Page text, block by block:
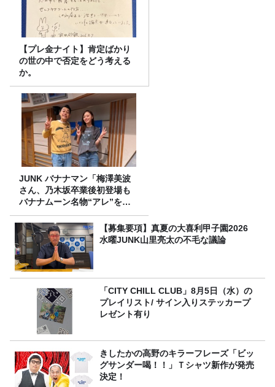
【プレ金ナイト】肯定ばかり
の世の中で否定をどう考える
か。
JUNK バナナマン「梅澤美波
さん、乃木坂卒業後初登場も
バナナムーン名物“アレ”を喰
らう」
【募集要項】真夏の大喜利甲子園2026
水曜JUNK山里亮太の不毛な議論
「CITY CHILL CLUB」8月5日（水）の
プレイリスト/ サイン入りステッカープ
レゼント有り
きしたかの高野のキラーフレーズ「ビッ
グサンダー喝！！」Ｔシャツ新作が発売
決定！